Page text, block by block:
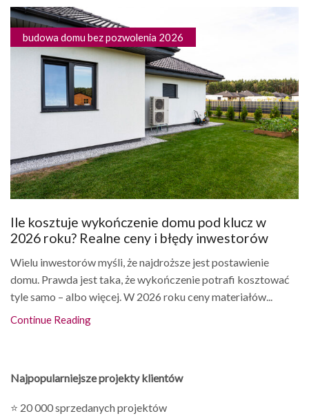
budowa domu bez pozwolenia 2026
Ile kosztuje wykończenie domu pod klucz w
2026 roku? Realne ceny i błędy inwestorów
Wielu inwestorów myśli, że najdroższe jest postawienie
domu. Prawda jest taka, że wykończenie potrafi kosztować
tyle samo – albo więcej. W 2026 roku ceny materiałów...
Continue Reading
Najpopularniejsze projekty klientów
⭐ 20 000 sprzedanych projektów